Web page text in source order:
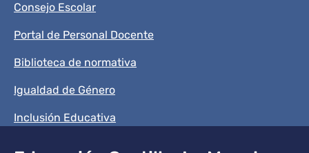
Consejo Escolar
Portal de Personal Docente
Biblioteca de normativa
Igualdad de Género
Inclusión Educativa